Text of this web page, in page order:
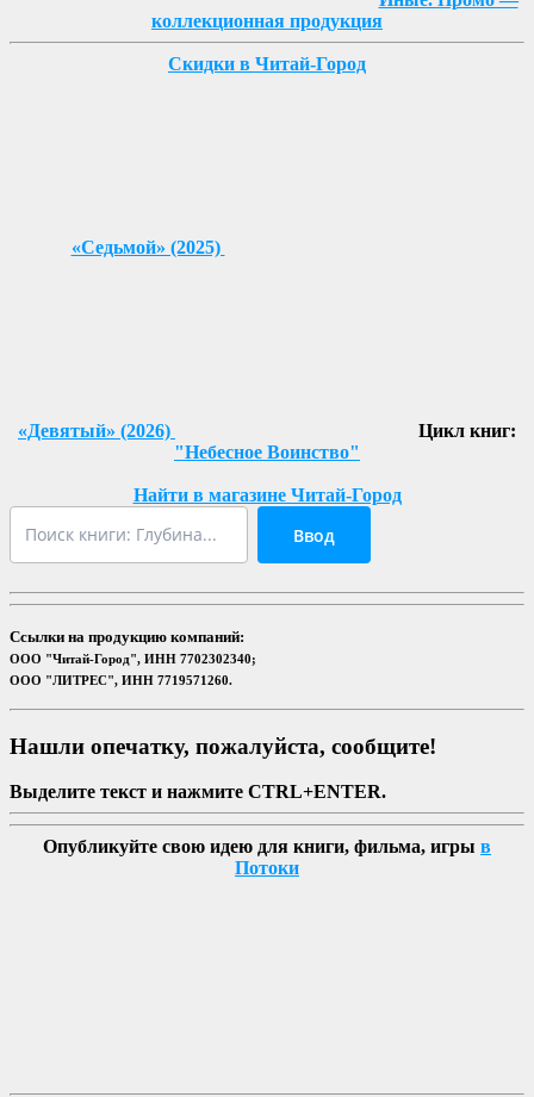
коллекционная продукция
Скидки в Читай-Город
«Седьмой» (2025)
«Девятый» (2026)
Цикл книг:
"Небесное Воинство"
Найти в магазине Читай-Город
Ввод
Ссылки на продукцию компаний:
ООО "Читай-Город", ИНН 7702302340;
ООО "ЛИТРЕС", ИНН 7719571260.
Нашли опечатку, пожалуйста, сообщите!
Выделите текст и нажмите CTRL+ENTER.
Опубликуйте свою идею для книги, фильма, игры в
Потоки